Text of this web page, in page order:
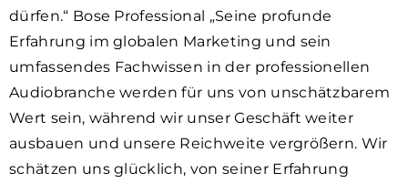
dürfen.“ Bose Professional „Seine profunde
Erfahrung im globalen Marketing und sein
umfassendes Fachwissen in der professionellen
Audiobranche werden für uns von unschätzbarem
Wert sein, während wir unser Geschäft weiter
ausbauen und unsere Reichweite vergrößern. Wir
schätzen uns glücklich, von seiner Erfahrung